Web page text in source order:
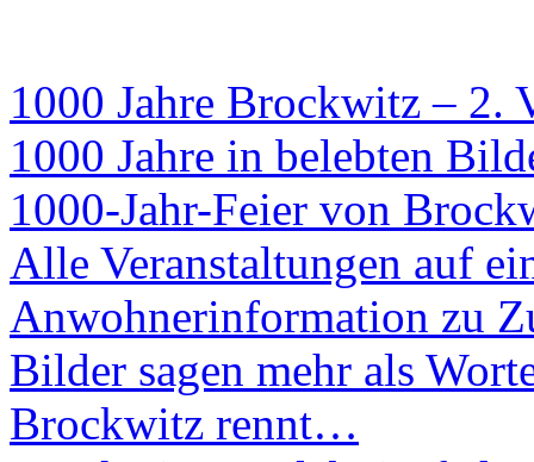
1000 Jahre Brockwitz – 2.
1000 Jahre in belebten
1000-Jahr-Feier von
Alle Veranstaltungen auf
Anwohnerinformation zu
Bilder sagen mehr als
Brockwitz rennt…